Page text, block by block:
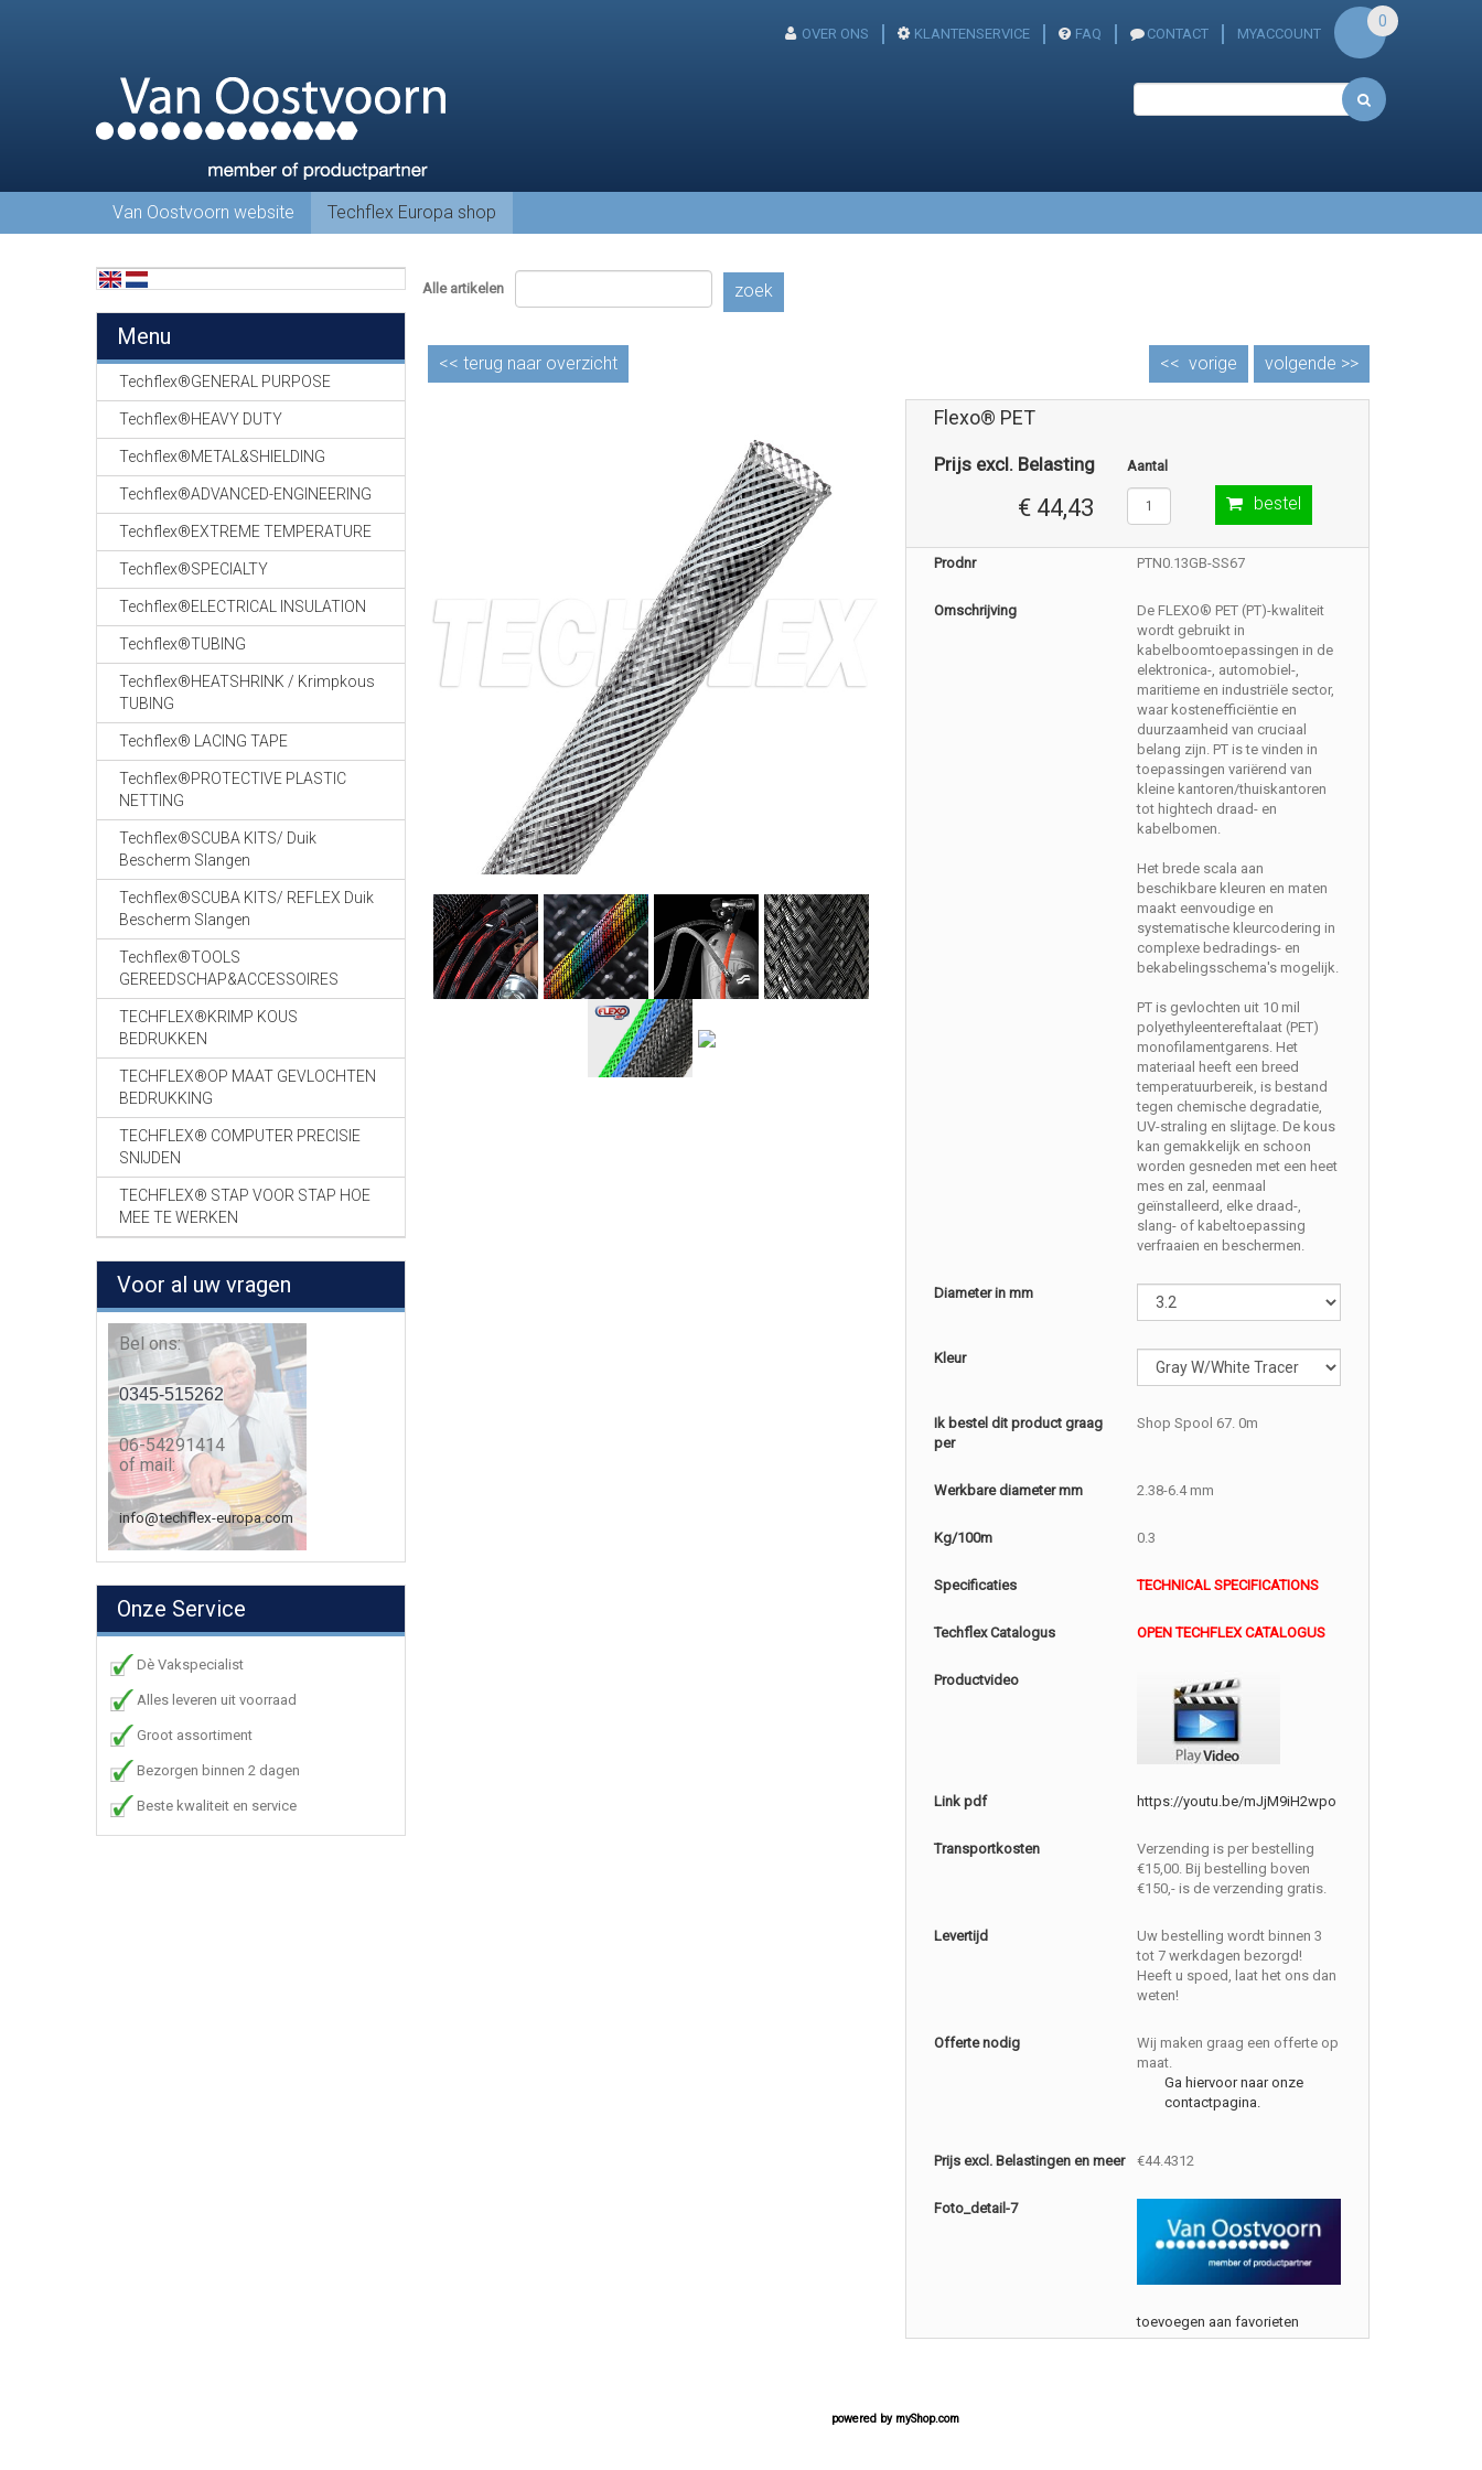
OVER ONS KLANTENSERVICE FAQ CONTACT MYACCOUNT
0
Van Oostvoorn website Techflex Europa shop
Menu
Techflex®GENERAL PURPOSE
Techflex®HEAVY DUTY
Techflex®METAL&SHIELDING
Techflex®ADVANCED-ENGINEERING
Techflex®EXTREME TEMPERATURE
Techflex®SPECIALTY
Techflex®ELECTRICAL INSULATION
Techflex®TUBING
Techflex®HEATSHRINK / Krimpkous
TUBING
Techflex® LACING TAPE
Techflex®PROTECTIVE PLASTIC
NETTING
Techflex®SCUBA KITS/ Duik
Bescherm Slangen
Techflex®SCUBA KITS/ REFLEX Duik
Bescherm Slangen
Techflex®TOOLS
GEREEDSCHAP&ACCESSOIRES
TECHFLEX®KRIMP KOUS
BEDRUKKEN
TECHFLEX®OP MAAT GEVLOCHTEN
BEDRUKKING
TECHFLEX® COMPUTER PRECISIE
SNIJDEN
TECHFLEX® STAP VOOR STAP HOE
MEE TE WERKEN
Voor al uw vragen
Bel ons:
0345-515262
06-54291414
of mail:
info@techflex-europa.com
Onze Service
Dè Vakspecialist
Alles leveren uit voorraad
Groot assortiment
Bezorgen binnen 2 dagen
Beste kwaliteit en service
Alle artikelen zoek
<< terug naar overzicht volgende >>
<< vorige
Flexo® PET
Prijs excl. Belasting
€ 44,43
Aantal
bestel
Prodnr PTN0.13GB-SS67
Omschrijving
De FLEXO® PET (PT)-kwaliteit
wordt gebruikt in
kabelboomtoepassingen in de
elektronica-, automobiel-,
maritieme en industriële sector,
waar kostenefficiëntie en
duurzaamheid van cruciaal
belang zijn. PT is te vinden in
toepassingen variërend van
kleine kantoren/thuiskantoren
tot hightech draad- en
kabelbomen.
Het brede scala aan
beschikbare kleuren en maten
maakt eenvoudige en
systematische kleurcodering in
complexe bedradings- en
bekabelingsschema's mogelijk.
PT is gevlochten uit 10 mil
polyethyleentereftalaat (PET)
monofilamentgarens. Het
materiaal heeft een breed
temperatuurbereik, is bestand
tegen chemische degradatie,
UV-straling en slijtage. De kous
kan gemakkelijk en schoon
worden gesneden met een heet
mes en zal, eenmaal
geïnstalleerd, elke draad-,
slang- of kabeltoepassing
verfraaien en beschermen.
Diameter in mm
Kleur
Ik bestel dit product graag
per
Shop Spool 67. 0m
Werkbare diameter mm 2.38-6.4 mm
Kg/100m 0.3
Specificaties TECHNICAL SPECIFICATIONS
Techflex Catalogus OPEN TECHFLEX CATALOGUS
Productvideo
Link pdf https://youtu.be/mJjM9iH2wpo
Transportkosten
Verzending is per bestelling
€15,00. Bij bestelling boven
€150,- is de verzending gratis.
Levertijd
Uw bestelling wordt binnen 3
tot 7 werkdagen bezorgd!
Heeft u spoed, laat het ons dan
weten!
Offerte nodig
Wij maken graag een offerte op
maat.
Ga hiervoor naar onze
contactpagina.
Prijs excl. Belastingen en meer €44.4312
Foto_detail-7
toevoegen aan favorieten
powered by myShop.com